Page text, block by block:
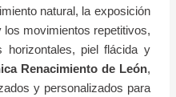
natural, la exposición
los movimientos repetitivos,
horizontales, piel flácida y
Renacimiento de León,
y personalizados para